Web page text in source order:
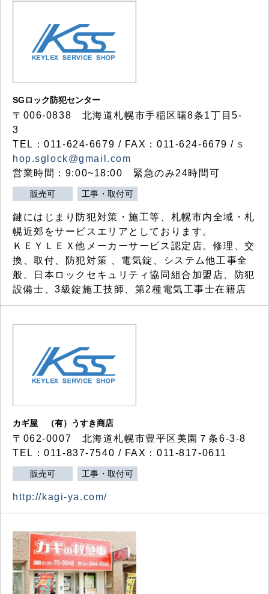
SGロック防犯センター
〒006-0838 北海道札幌市手稲区曙8条1丁目5-
3
TEL：011-624-6679 / FAX：011-624-6679 / s
hop.sglock@gmail.com
営業時間：9:00~18:00 緊急のみ24時間可
販売可 工事・取付可
鍵にはじまり防犯対策・施工等、札幌市内全域・札
幌近郊をサービスエリアとしております。
ＫＥＹＬＥＸ他メーカーサービス認定店。修理、交
換、取付、防犯対策 、電気錠、システム他工事全
般。日本ロックセキュリティ協同組合加盟店、防犯
設備士、3級錠施工技師、第2種電気工事士在籍店
カギ屋 （有）うすき商店
〒062-0007 北海道札幌市豊平区美園７条6-3-8
TEL：011-837-7540 / FAX：011-817-0611
販売可 工事・取付可
http://kagi-ya.com/